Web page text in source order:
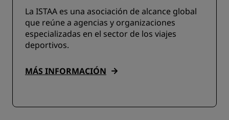
La ISTAA es una asociación de alcance global
que reúne a agencias y organizaciones
especializadas en el sector de los viajes
deportivos.
MÁS INFORMACIÓN